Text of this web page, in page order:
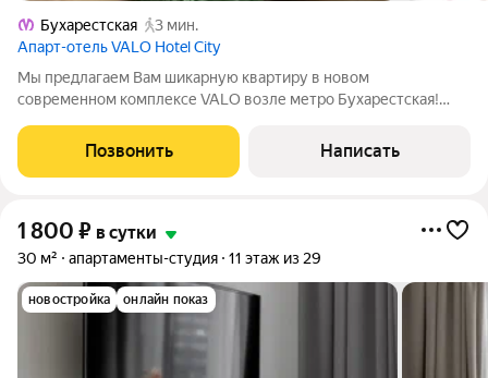
Бухарестская
3 мин.
Апарт-отель VALO Hotel City
Мы предлагаем Вам шикарную квартиру в новом
современном комплексе VALO возле метро Бухарестская!
«GRANADA»! Мы профессионально занимаемся сдачей
квартир в посуточную аренду с 2019 года. За это время
Позвонить Написать
1 800 ₽ в сутки
30 м² апартаменты-студия 11 этаж из 29
новостройка онлайн показ